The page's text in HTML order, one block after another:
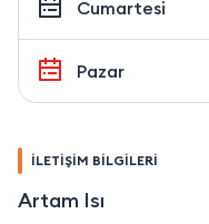
Cumartesi
Pazar
İLETİŞİM BİLGİLERİ
Artam Isı